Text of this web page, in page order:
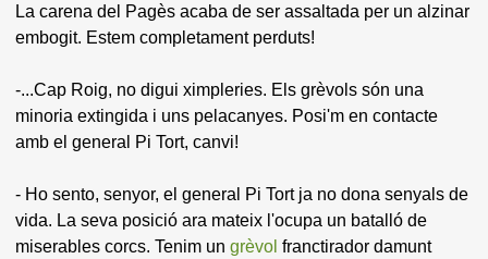
La carena del Pagès acaba de ser assaltada per un alzinar
embogit. Estem completament perduts!
-...Cap Roig, no digui ximpleries. Els grèvols són una
minoria extingida i uns pelacanyes. Posi'm en contacte
amb el general Pi Tort, canvi!
- Ho sento, senyor, el general Pi Tort ja no dona senyals de
vida. La seva posició ara mateix l'ocupa un batalló de
miserables corcs. Tenim ungrèvol franctirador damunt